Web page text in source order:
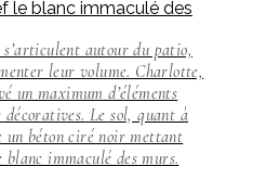
s’articulent autour du patio,
leur volume. Charlotte,
un maximum d’éléments
Le sol, quant à
un béton ciré noir mettant
immaculé des murs.